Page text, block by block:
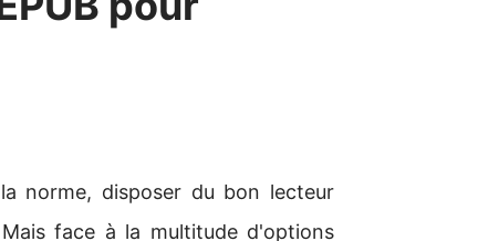
norme, disposer du bon lecteur
face à la multitude d'options